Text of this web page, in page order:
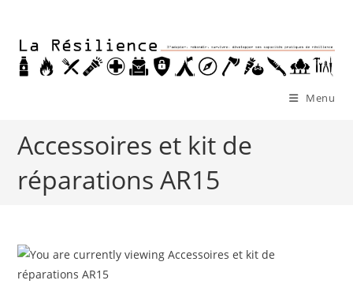
content
Menu
Accessoires et kit de
réparations AR15